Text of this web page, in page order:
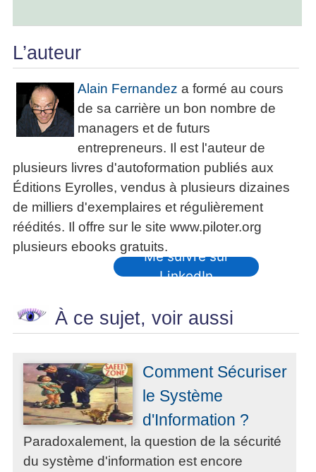
L’auteur
Alain Fernandez a formé au cours
de sa carrière un bon nombre de
managers et de futurs
entrepreneurs. Il est l'auteur de
plusieurs livres d'autoformation publiés aux
Éditions Eyrolles, vendus à plusieurs dizaines
de milliers d'exemplaires et régulièrement
réédités. Il offre sur le site www.piloter.org
plusieurs ebooks gratuits.
Me suivre sur
LinkedIn
À ce sujet, voir aussi
Comment Sécuriser
le Système
d'Information ?
Paradoxalement, la question de la sécurité
du système d'information est encore